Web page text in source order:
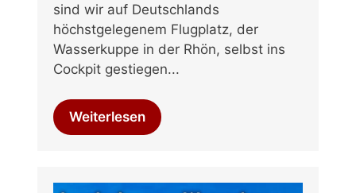
sind wir auf Deutschlands
höchstgelegenem Flugplatz, der
Wasserkuppe in der Rhön, selbst ins
Cockpit gestiegen...
Weiterlesen